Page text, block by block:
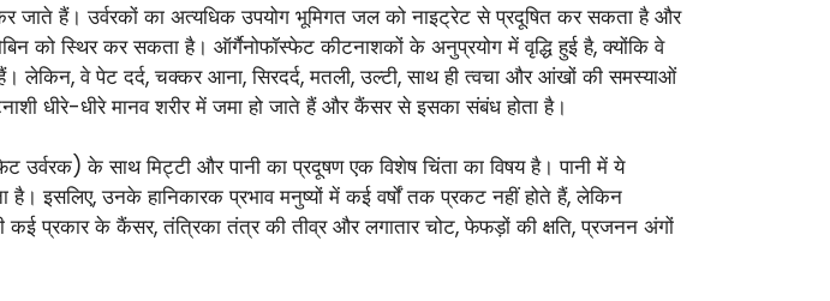
जाते हैं। उर्वरकों का अत्यधिक उपयोग भूमिगत जल को नाइट्रेट से प्रदूषित कर सकता है और
को स्थिर कर सकता है। ऑर्गैनोफॉस्फेट कीटनाशकों के अनुप्रयोग में वृद्धि हुई है, क्योंकि वे
लेकिन, वे पेट दर्द, चक्कर आना, सिरदर्द, मतली, उल्टी, साथ ही त्वचा और आंखों की समस्याओं
धीरे-धीरे मानव शरीर में जमा हो जाते हैं और कैंसर से इसका संबंध होता है।
के साथ मिट्टी और पानी का प्रदूषण एक विशेष चिंता का विषय है। पानी में ये
इसलिए, उनके हानिकारक प्रभाव मनुष्यों में कई वर्षों तक प्रकट नहीं होते हैं, लेकिन
कई प्रकार के कैंसर, तंत्रिका तंत्र की तीव्र और लगातार चोट, फेफड़ों की क्षति, प्रजनन अंगों